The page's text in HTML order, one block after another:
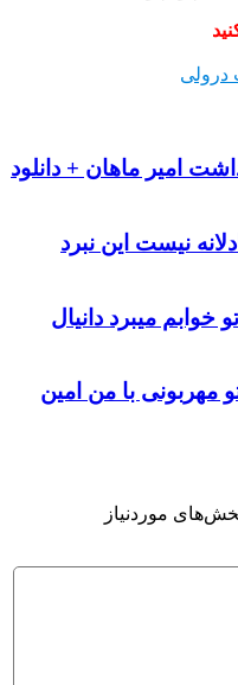
درولی
امیر ماهان + دانلود
نیست این نبرد
خوابم میبرد دانیال
با من امین
موردنیاز